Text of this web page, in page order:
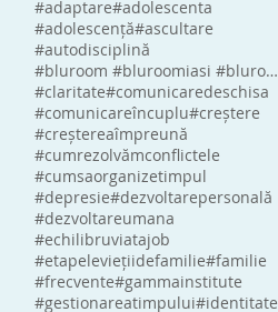
#adaptare#adolescenta
#adolescență#ascultare
#autodisciplină
#bluroom #bluroomiasi #bluroomromania #blumindlabs #eliberaredestress
#claritate#comunicaredeschisa
#comunicareîncuplu#creștere
#creștereaîmpreună
#cumrezolvămconflictele
#cumsaorganizetimpul
#depresie#dezvoltarepersonală
#dezvoltareumana
#echilibruviatajob
#etapeleviețiidefamilie#familie
#frecvente#gammainstitute
#gestionareatimpului#identitate